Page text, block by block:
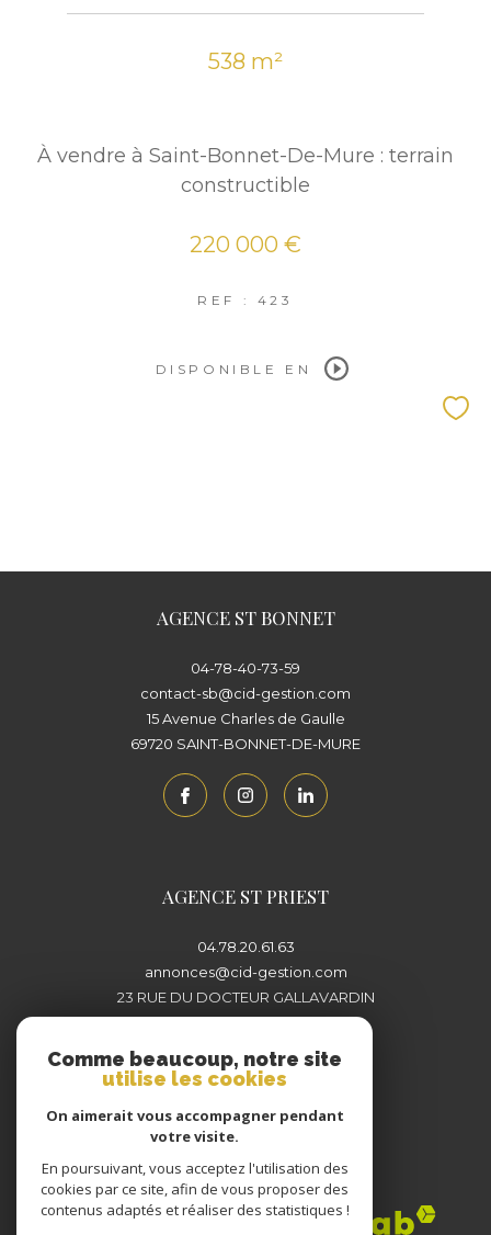
538 m²
À vendre à Saint-Bonnet-De-Mure : terrain
constructible
220 000 €
REF : 423
DISPONIBLE EN
AGENCE ST BONNET
04-78-40-73-59
contact-sb@cid-gestion.com
15 Avenue Charles de Gaulle
69720
SAINT-BONNET-DE-MURE
AGENCE ST PRIEST
04.78.20.61.63
annonces@cid-gestion.com
23 RUE DU DOCTEUR GALLAVARDIN
69800 SAINT-PRIEST
Adhérents
Comme beaucoup, notre site
utilise les cookies
On aimerait vous accompagner pendant
votre visite.
En poursuivant, vous acceptez l'utilisation des
cookies par ce site, afin de vous proposer des
contenus adaptés et réaliser des statistiques !